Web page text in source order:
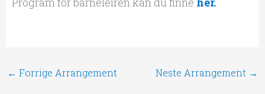
← Forrige Arrangement Neste Arrangement →